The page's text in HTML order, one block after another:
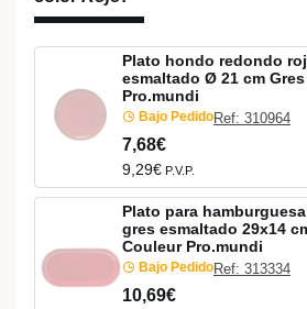
Plato hondo redondo
esmaltado Ø 21 cm
Pro.mundi
Bajo PedidoRef: 310964
7,68€
9,29€ P.V.P.
Plato para
gres esmaltado 29x14
Couleur Pro.mundi
Bajo PedidoRef: 313334
10,69€